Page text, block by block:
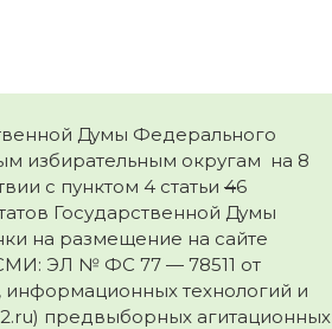
Думы Федерального
избирательным округам на 8
с пунктом 4 статьи 46
Государственной Думы
на размещение на сайте
СМИ: ЭЛ № ФС 77 — 78511 от
информационных технологий и
предвыборных агитационных